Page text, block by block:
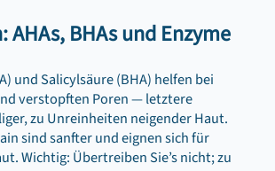
AHAs, BHAs und Enzyme
und Salicylsäure (BHA) helfen bei
verstopften Poren — letztere
zu Unreinheiten neigender Haut.
sind sanfter und eignen sich für
Wichtig: Übertreiben Sie’s nicht; zu